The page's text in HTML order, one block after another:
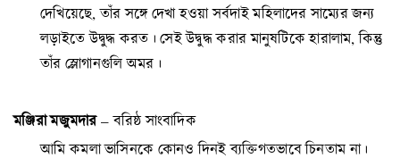
দেখিয়েছে, তাঁর সঙ্গে দেখা হওয়া সর্বদাই মহিলাদের সাম্যের জন্য
লড়াইতে উদ্বুদ্ধ করত। সেই উদ্বুদ্ধ করার মানুষটিকে হারালাম, কিন্তু
তাঁর স্লোগানগুলি অমর।
মঞ্জিরা মজুমদার– বরিষ্ঠ সাংবাদিক
আমি কমলা ভাসিনকে কোনও দিনই ব্যক্তিগতভাবে চিনতাম না।